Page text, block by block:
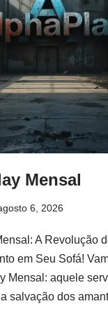
Mensal
6, 2026
A Revolução
em Seu Sofá!
Mensal: aquele
salvação dos